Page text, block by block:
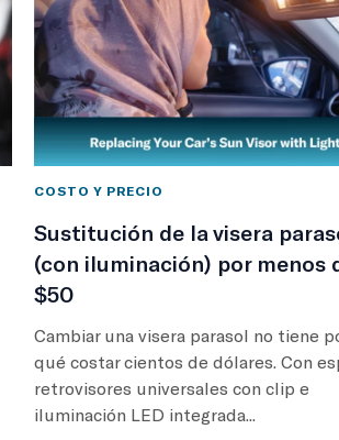
COSTO Y PRECIO
Sustitución de la visera
(con iluminación) por menos
$50
Cambiar una visera parasol no tiene
qué costar cientos de dólares. Con
retrovisores universales con clip e
iluminación LED integrada...